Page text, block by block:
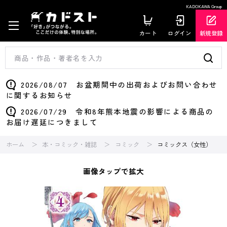
KADOKAWA Group
カート ログイン 新規登録
2026/08/07 お盆期間中の出荷およびお問い合わせ
に関するお知らせ
2026/07/29 令和8年熊本地震の影響による商品の
お届け遅延につきまして
ホーム 本・コミック・雑誌 コミック コミックス（女性）
画像タップで拡大